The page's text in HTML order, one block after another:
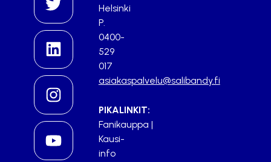
Helsinki
P.
0400-
529
017
asiakaspalvelu@salibandy.fi
PIKALINKIT:
Fanikauppa |
Kausi-
info